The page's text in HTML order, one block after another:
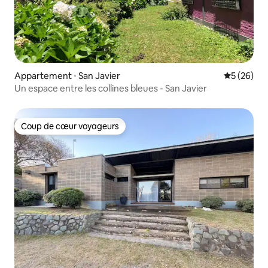
Appartement ⋅ San Javier
5 (26)
Un espace entre les collines bleues - San Javier
Coup de cœur voyageurs
Coup de cœur voyageurs